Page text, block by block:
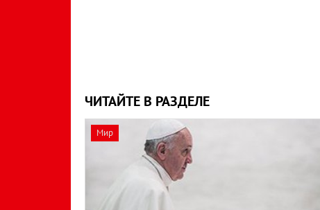
ЧИТАЙТЕ В РАЗДЕЛЕ
Мир